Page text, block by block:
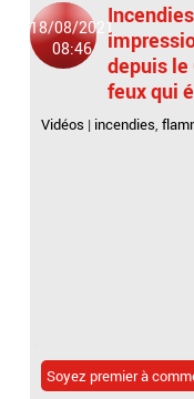
18/08/2021
08:46
depuis le
feux qui
Vidéos | incendies,
Soyez premier à